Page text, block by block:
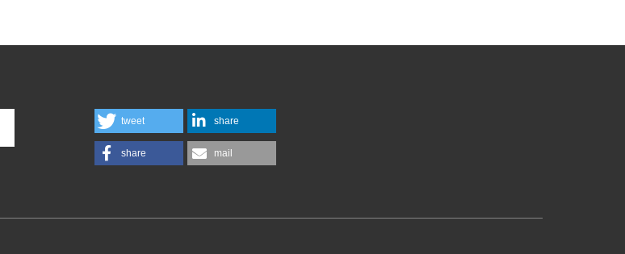
tweet share
share mail